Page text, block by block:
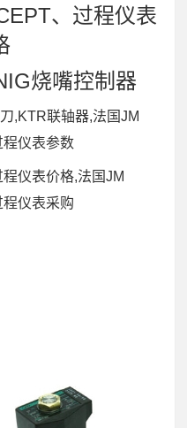
、过程仪表
烧嘴控制器
,KTR联轴器,法国JM
仪表参数
仪表价格,法国JM
仪表采购